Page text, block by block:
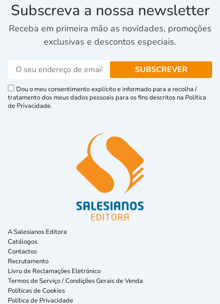
Subscreva a nossa newsletter
Receba em primeira mão as novidades, promoções
exclusivas e descontos especiais.
Dou o meu consentimento explícito e informado para a recolha /
tratamento dos meus dados pessoais para os fins descritos na Política
de Privacidade.
A Salesianos Editora
Catálogos
Contactos
Recrutamento
Livro de Reclamações Eletrónico
Termos de Serviço / Condições Gerais de Venda
Políticas de Cookies
Política de Privacidade